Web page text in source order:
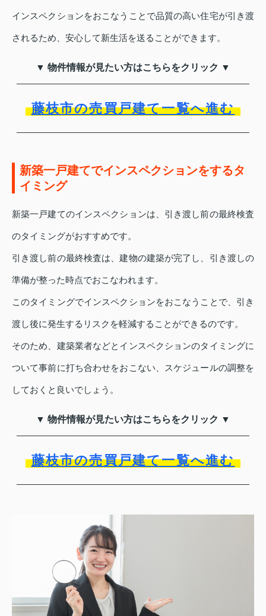
インスペクションをおこなうことで品質の高い住宅が引き渡
されるため、安心して新生活を送ることができます。
▼ 物件情報が見たい方はこちらをクリック ▼
藤枝市の売買戸建て一覧へ進む
新築一戸建てでインスペクションをするタ
イミング
新築一戸建てのインスペクションは、引き渡し前の最終検査
のタイミングがおすすめです。
引き渡し前の最終検査は、建物の建築が完了し、引き渡しの
準備が整った時点でおこなわれます。
このタイミングでインスペクションをおこなうことで、引き
渡し後に発生するリスクを軽減することができるのです。
そのため、建築業者などとインスペクションのタイミングに
ついて事前に打ち合わせをおこない、スケジュールの調整を
しておくと良いでしょう。
▼ 物件情報が見たい方はこちらをクリック ▼
藤枝市の売買戸建て一覧へ進む